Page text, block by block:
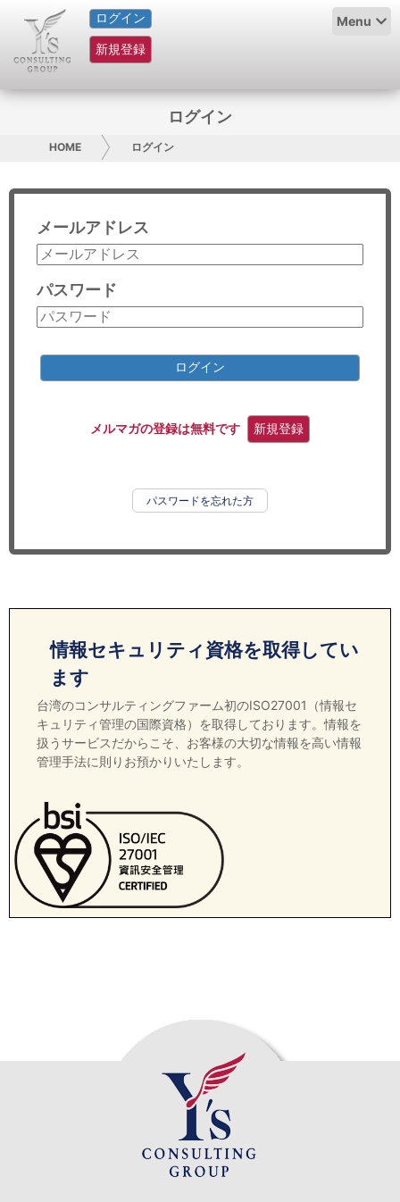
ログイン
新規登録
Menu
HOME
サービス紹介
グループ概要
採用情報
お問い合わせ
コンサルティング
リサーチ
ログイン
HOME ログイン
メールアドレス
パスワード
ログイン
メルマガの登録は無料です 新規登録
パスワードを忘れた方
情報セキュリティ資格を取得してい
ます
台湾のコンサルティングファーム初のISO27001（情報セ
キュリティ管理の国際資格）を取得しております。情報を
扱うサービスだからこそ、お客様の大切な情報を高い情報
管理手法に則りお預かりいたします。